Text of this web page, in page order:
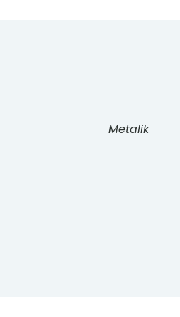
Metalik